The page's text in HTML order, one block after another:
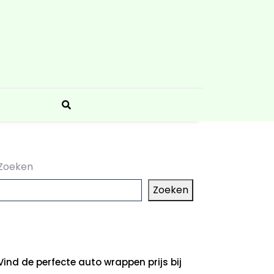
Zoeken
de perfecte auto wrappen prijs bij